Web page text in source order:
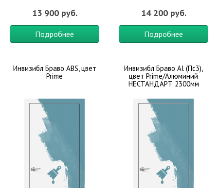
13 900 руб.
Подробнее
14 200 руб.
Подробнее
Инвизибл Браво ABS, цвет
Prime
Инвизибл Браво Al (Пc3),
цвет Prime/Алюминий
НЕСТАНДАРТ 2300мм